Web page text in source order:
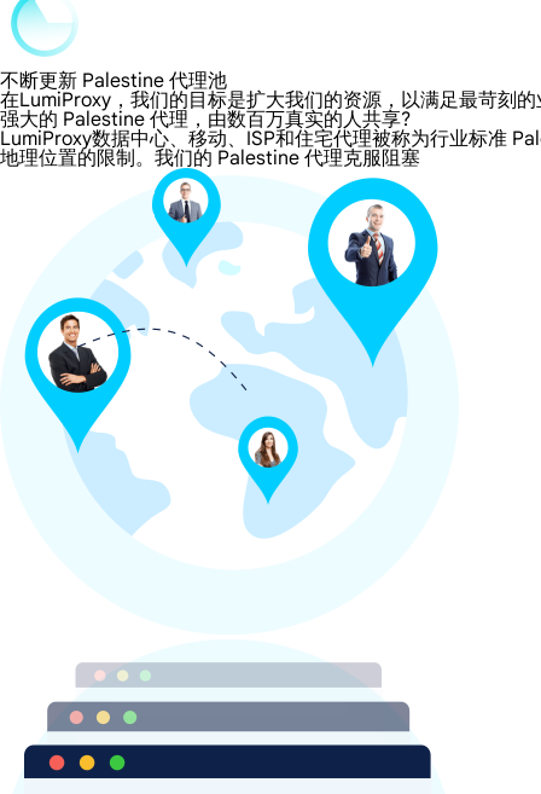
不断更新 Palestine 代理池
在LumiProxy，我们的目标是扩大我们的资源，以满足最苛刻
强大的 Palestine 代理，由数百万真实的人共享?
LumiProxy数据中心、移动、ISP和住宅代理被称为行业标准
地理位置的限制。我们的 Palestine 代理克服阻塞